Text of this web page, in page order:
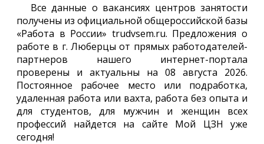
Все данные о вакансиях центров занятости
получены из официальной общероссийской базы
«Работа в России» trudvsem.ru. Предложения о
работе в г. Люберцы от прямых работодателей-
партнеров нашего интернет-портала
проверены и актуальны на 08 августа 2026.
Постоянное рабочее место или подработка,
удаленная работа или вахта, работа без опыта и
для студентов, для мужчин и женщин всех
профессий найдется на сайте Мой ЦЗН уже
сегодня!